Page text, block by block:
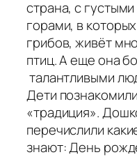
страна, с
горами, в
грибов, живёт
птиц. А еще она
талантливыми
Дети
«традиция».
перечислили
знают: День